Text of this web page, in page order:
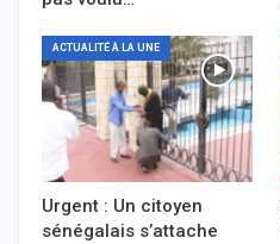
ACTUALITÉ À LA UNE
Urgent : Un citoyen
sénégalais s’attache